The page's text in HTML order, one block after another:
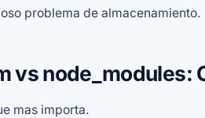
problema de almacenamiento.
vs node_modules:
mas importa.